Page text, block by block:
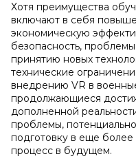
Хотя преимущества
включают в себя
экономическую
безопасность,
принятию новых
технические
внедрению VR в
продолжающиеся
дополненной
проблемы,
подготовку в еще
процесс в будущем.